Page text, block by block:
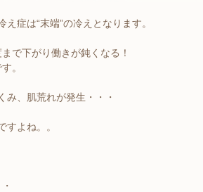
症は“末端”の冷えとなります。
で下がり働きが鈍くなる！
。
み、肌荒れが発生・・・
すよね。。